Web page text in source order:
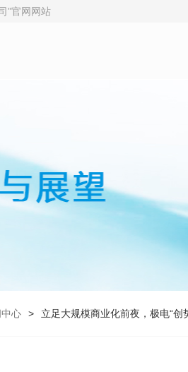
”官网网站
心 > 立足大规模商业化前夜，极电“